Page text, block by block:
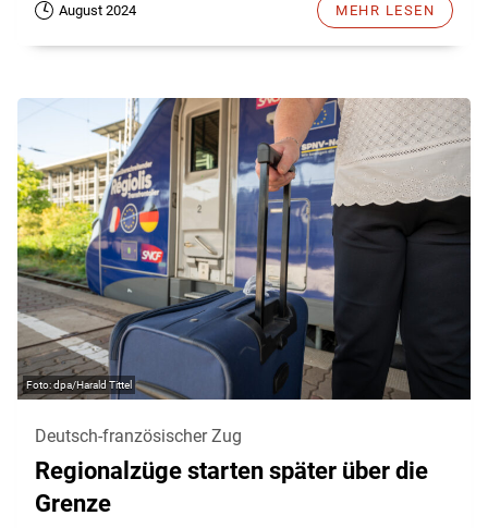
August 2024 MEHR LESEN
dpa/Harald Tittel
Deutsch-französischer Zug
Regionalzüge starten später über die
Grenze